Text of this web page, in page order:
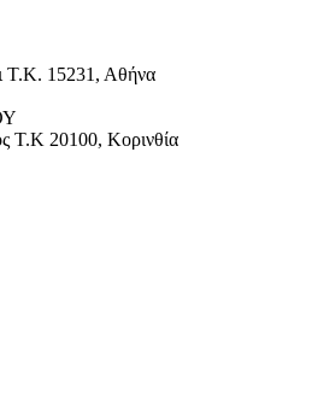
Τ.Κ. 15231, Αθήνα
Τ.Κ 20100, Κορινθία